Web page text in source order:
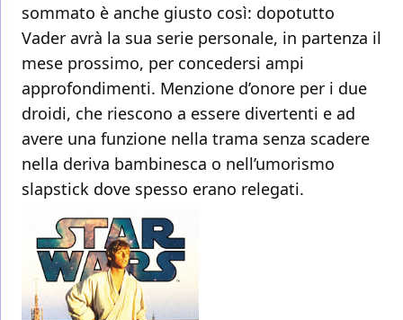
sommato è anche giusto così: dopotutto
Vader avrà la sua serie personale, in partenza il
mese prossimo, per concedersi ampi
approfondimenti. Menzione d’onore per i due
droidi, che riescono a essere divertenti e ad
avere una funzione nella trama senza scadere
nella deriva bambinesca o nell’umorismo
slapstick dove spesso erano relegati.